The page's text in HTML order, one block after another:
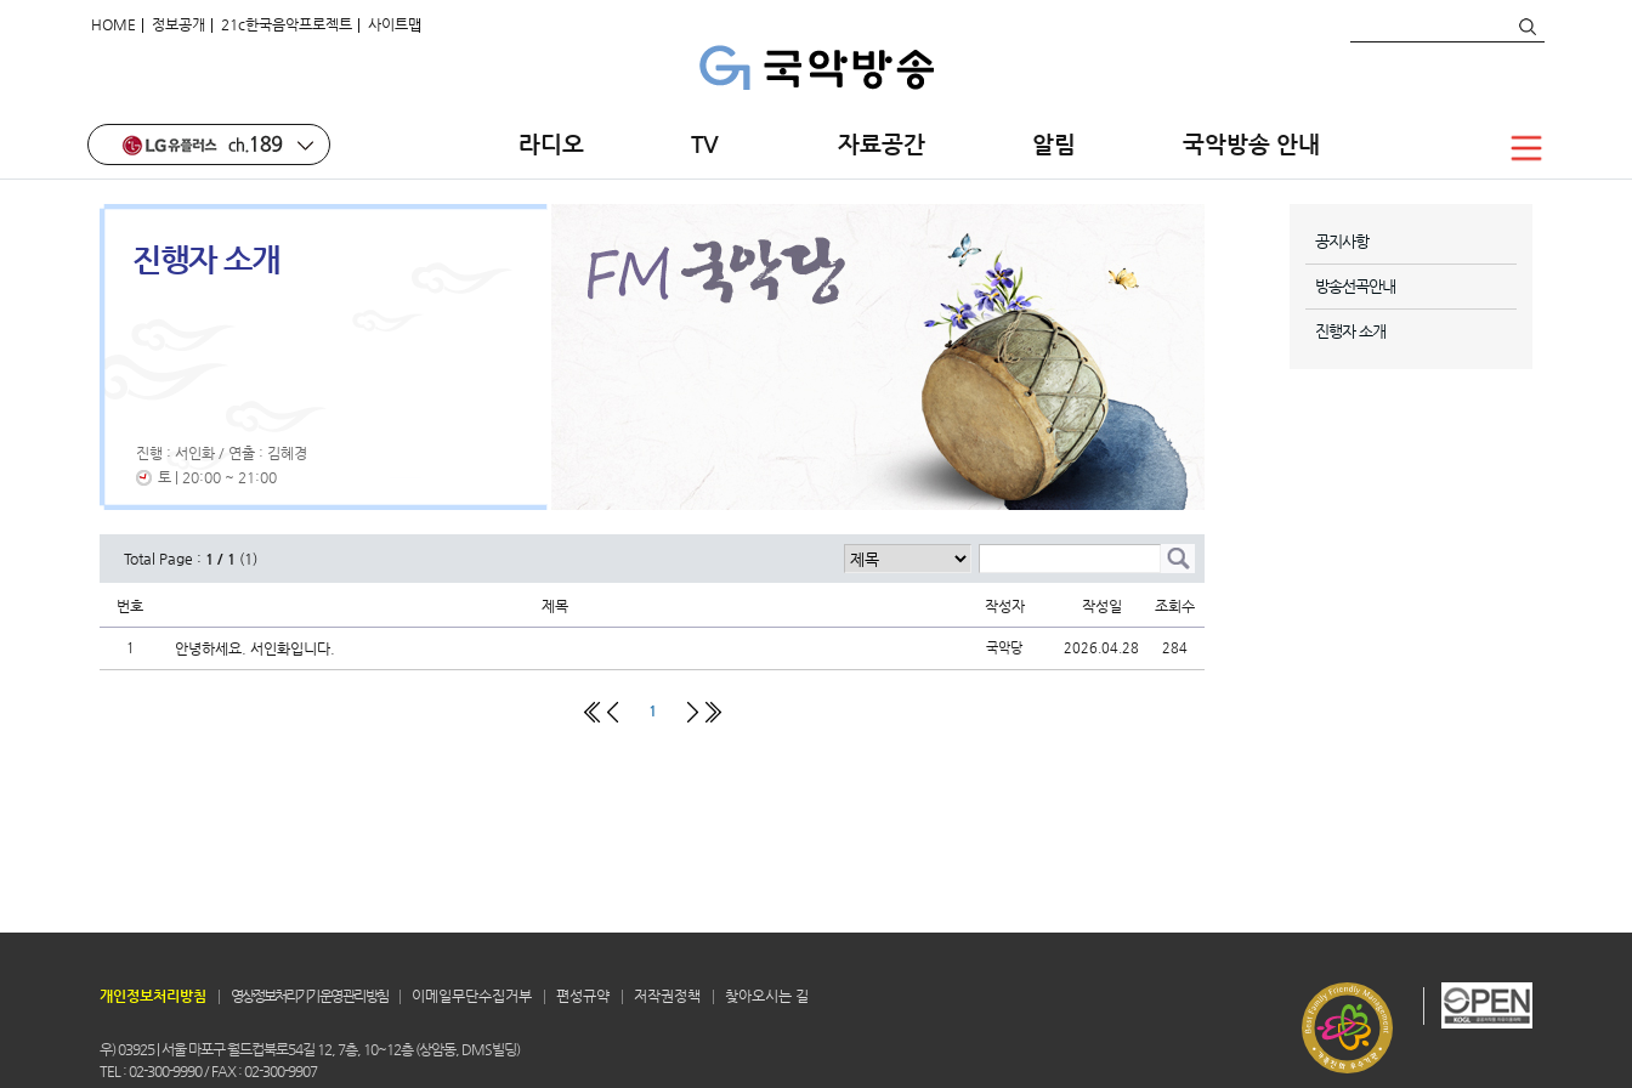
HOME | 정보공개 | 21c한국음악프로젝트 | 사이트맵
라디오 TV 자료공간 알림 국악방송 안내
진행자 소개
진행 : 서인화 / 연출 : 김혜경
토 | 20:00 ~ 21:00
Total Page : 1 / 1 (1)
번호 제목 작성자 작성일 조회수
1 안녕하세요. 서인화입니다. 국악당 2026.04.28 284
1
공지사항
방송선곡안내
진행자 소개
개인정보처리방침 영상정보처리기기 운영 관리 방침 이메일무단수집거부 편성규약 저작권정책 찾아오시는 길
우) 03925 | 서울 마포구 월드컵북로54길 12, 7층, 10~12층 (상암동, DMS빌딩)
TEL : 02-300-9990 / FAX : 02-300-9907